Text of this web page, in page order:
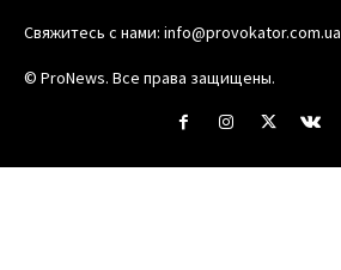
Свяжитесь с нами: info@provokator.com.ua
© ProNews. Все права защищены.